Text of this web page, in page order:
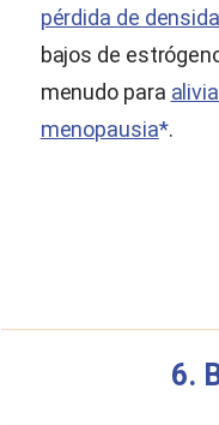
pérdida de
bajos de
menudo para
menopausia*.
6.